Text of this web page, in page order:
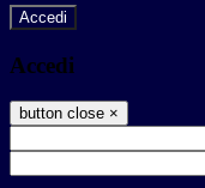
Accedi
Accedi
button close ×